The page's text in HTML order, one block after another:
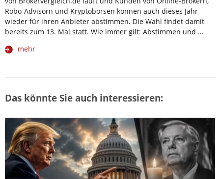
Robo-Advisorn und Kryptobörsen können auch dieses Jahr
wieder für ihren Anbieter abstimmen. Die Wahl findet damit
bereits zum 13. Mal statt. Wie immer gilt: Abstimmen und …
mehr
Das könnte Sie auch interessieren: